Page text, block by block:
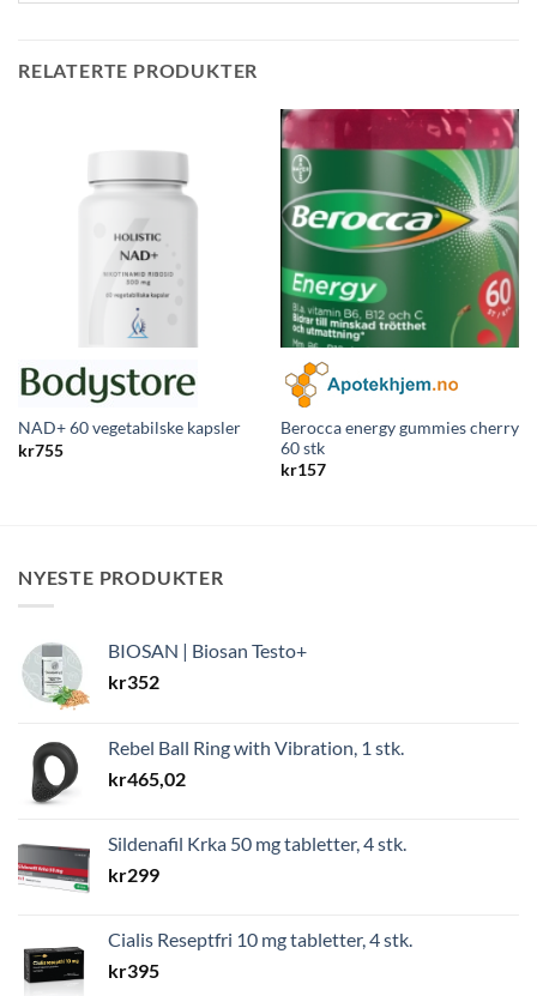
RELATERTE PRODUKTER
NAD+ 60 vegetabilske kapsler
kr755
Berocca energy gummies cherry
60 stk
kr157
NYESTE PRODUKTER
BIOSAN | Biosan Testo+
kr352
Rebel Ball Ring with Vibration, 1 stk.
kr465,02
Sildenafil Krka 50 mg tabletter, 4 stk.
kr299
Cialis Reseptfri 10 mg tabletter, 4 stk.
kr395